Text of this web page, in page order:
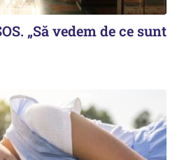
„Să vedem de ce sunt